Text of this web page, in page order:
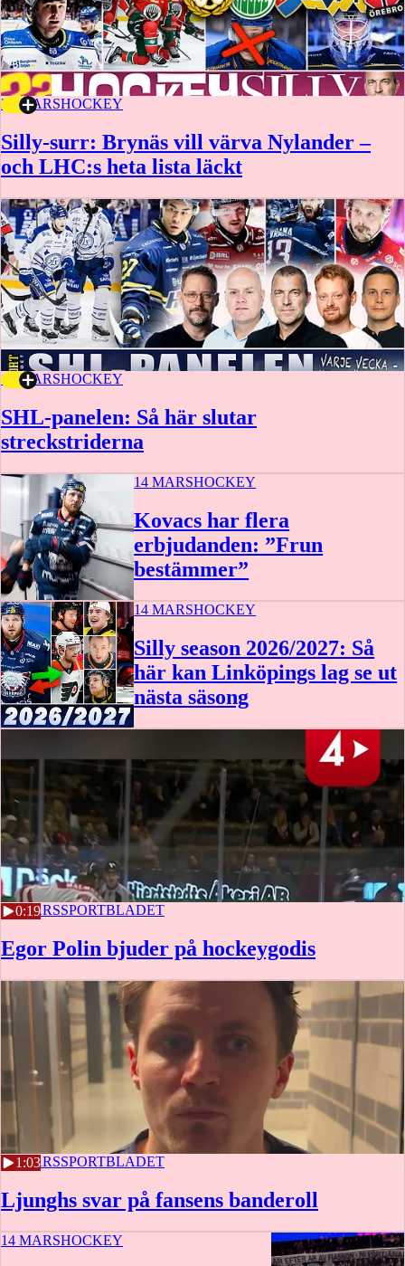
27 MARSHOCKEY
Silly-surr: Brynäs vill värva Nylander –
och LHC:s heta lista läckt
17 MARSHOCKEY
SHL-panelen: Så här slutar
streckstriderna
14 MARSHOCKEY
Kovacs har flera
erbjudanden: ”Frun
bestämmer”
14 MARSHOCKEY
Silly season 2026/2027: Så
här kan Linköpings lag se ut
nästa säsong
0:19
14 MARSSPORTBLADET
Egor Polin bjuder på hockeygodis
1:03
14 MARSSPORTBLADET
Ljunghs svar på fansens banderoll
14 MARSHOCKEY